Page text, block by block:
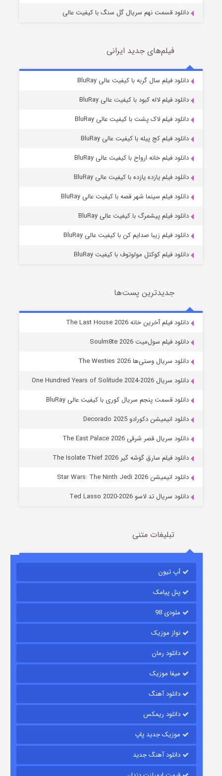
قسمت7 (زیرنویس) منتشر شد
خاندان اژدها فصل ۳
جادوگری در مغولستان
قسمت14 (زیرنویس) منتشر شد
رویایی برای تو
قسمت
دانلود قسمت نهم سریال گل سنگ با کیفیت عالی
فیلم‌های جدید ایرانی
دانلود فیلم سال گربه با کیفیت عالی BluRay
دانلود فیلم لاله کبود با کیفیت عالی BluRay
دانلود فیلم لاک پشت با کیفیت عالی BluRay
دانلود فیلم کج‌ پیله با کیفیت عالی BluRay
دانلود فیلم خانه ارواح با کیفیت عالی BluRay
دانلود فیلم یازده یازده با کیفیت عالی BluRay
دانلود فیلم سینما شهر قصه با کیفیت عالی BluRay
دانلود فیلم پیشمرگ با کیفیت عالی BluRay
دانلود فیلم زیبا صدایم کن با کیفیت عالی BluRay
دانلود فیلم کوکتل مولوتوف با کیفیت BluRay
جدیدترین پست‌ها
دانلود فیلم آخرین خانه The Last House 2026
دانلود فیلم سول‌میت Soulm8te 2026
دانلود سریال وستی‌ها The Westies 2026
دانلود سریال One Hundred Years of Solitude 2024-2026
دانلود قسمت پنجم سریال کوری با کیفیت عالی BluRay
دانلود انیمیشن دکورادو Decorado 2025
دانلود سریال قصر شرقی The East Palace 2026
دانلود فیلم سارق گوشه گیر The Isolate Thief 2026
دانلود انیمیشن Star Wars: The Ninth Jedi 2026
دانلود سریال تد لاسو Ted Lasso 2020-2026
تبلیغات متنی
آپ تیون
پنل پیامک
ملودی 98
نواز موزیک
دانلود رمان
میفا موزیک
دانلود آهنگ
دانلود ریمکس
موزیک جدید پاپ
دانلود آهنگ جدید